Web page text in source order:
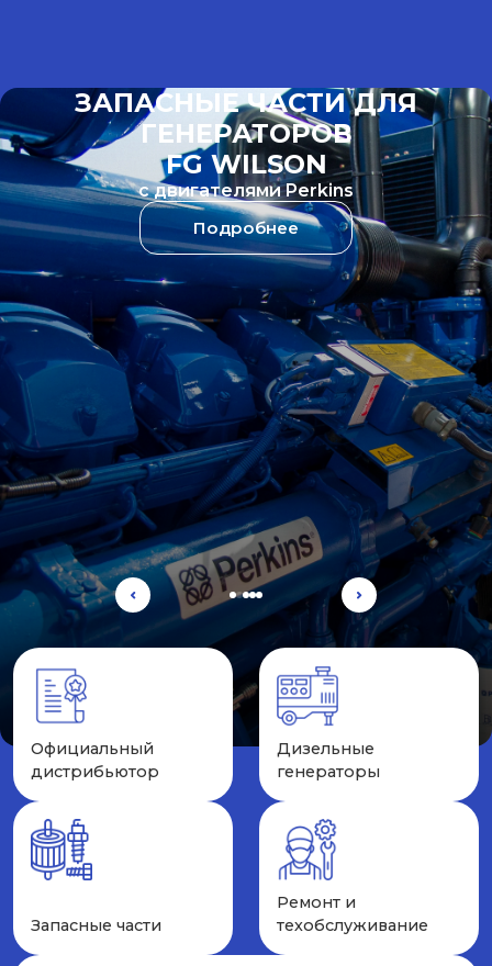
СЕРВИСНОЕ ОБСЛУЖИВАНИЕ И
КАПИТАЛЬНЫЙ РЕМОНТ
ДВИГАТЕЛЕЙ
Подробнее
Официальный
дистрибьютор
Дизельные
генераторы
Запасные части
Ремонт и
техобслуживание